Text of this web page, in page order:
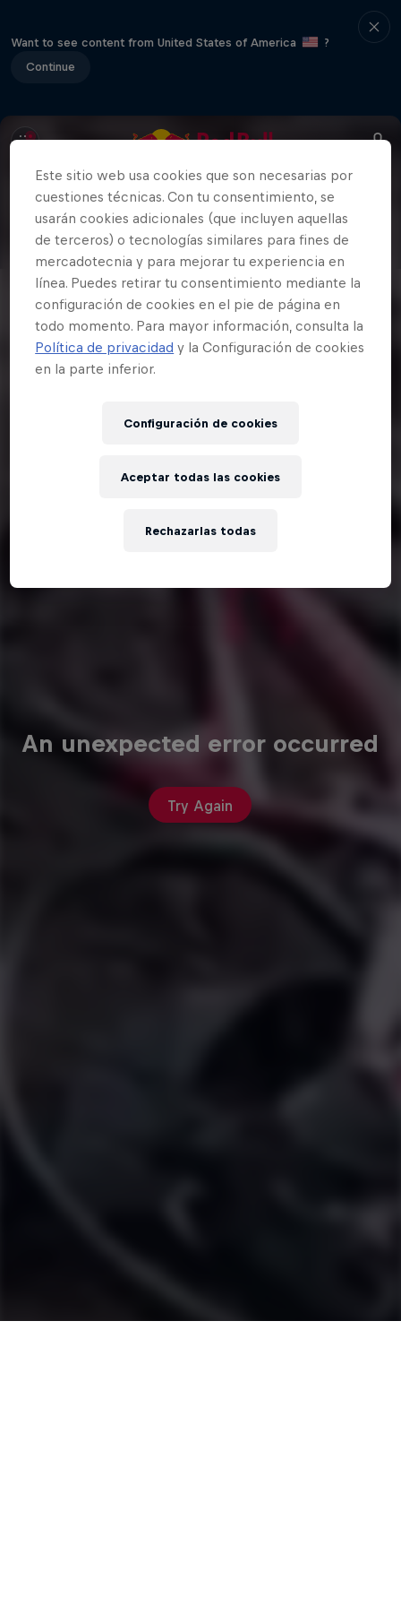
Want to see content from United States of America
?
Continue
An unexpected error occurred
Try Again
Este sitio web usa cookies que son necesarias por
cuestiones técnicas. Con tu consentimiento, se
usarán cookies adicionales (que incluyen aquellas
de terceros) o tecnologías similares para fines de
mercadotecnia y para mejorar tu experiencia en
línea. Puedes retirar tu consentimiento mediante la
configuración de cookies en el pie de página en
todo momento. Para mayor información, consulta la
Política de privacidad y la Configuración de cookies
en la parte inferior.
Configuración de cookies
Rechazarlas todas
Aceptar todas las cookies